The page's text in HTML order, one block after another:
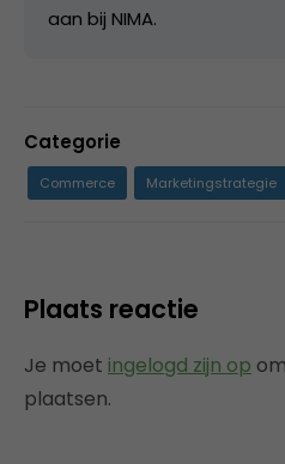
aan bij NIMA.
Categorie
Commerce Marketingstrategie
Plaats reactie
Je moet ingelogd zijn op
plaatsen.